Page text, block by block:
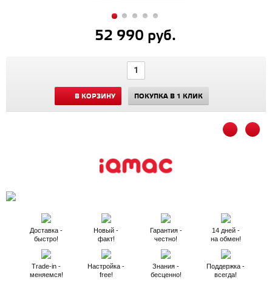
52 990 руб.
В КОРЗИНУ ПОКУПКА В 1 КЛИК
Доставка -
быстро!
Новый -
факт!
Гарантия -
честно!
14 дней -
на обмен!
Trade-in -
меняемся!
Настройка -
free!
Знания -
бесценно!
Поддержка -
всегда!